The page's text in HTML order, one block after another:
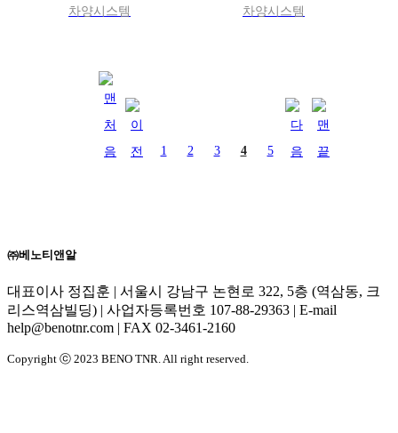
차양시스템 차양시스템
1 2 3 4 5
㈜베노티앤알
대표이사 정집훈 | 서울시 강남구 논현로 322, 5층 (역삼동, 크
리스역삼빌딩) | 사업자등록번호 107-88-29363 | E-mail
help@benotnr.com | FAX 02-3461-2160
Copyright ⓒ 2023 BENO TNR. All right reserved.